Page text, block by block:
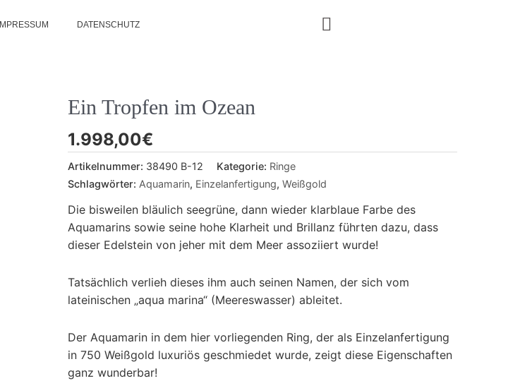
IMPRESSUM DATENSCHUTZ
Ein Tropfen im Ozean
1.998,00€
Artikelnummer: 38490 B-12 Kategorie: Ringe
Schlagwörter: Aquamarin, Einzelanfertigung, Weißgold
Die bisweilen bläulich seegrüne, dann wieder klarblaue Farbe des
Aquamarins sowie seine hohe Klarheit und Brillanz führten dazu, dass
dieser Edelstein von jeher mit dem Meer assoziiert wurde!
Tatsächlich verlieh dieses ihm auch seinen Namen, der sich vom
lateinischen „aqua marina“ (Meereswasser) ableitet.
Der Aquamarin in dem hier vorliegenden Ring, der als Einzelanfertigung
in 750 Weißgold luxuriös geschmiedet wurde, zeigt diese Eigenschaften
ganz wunderbar!